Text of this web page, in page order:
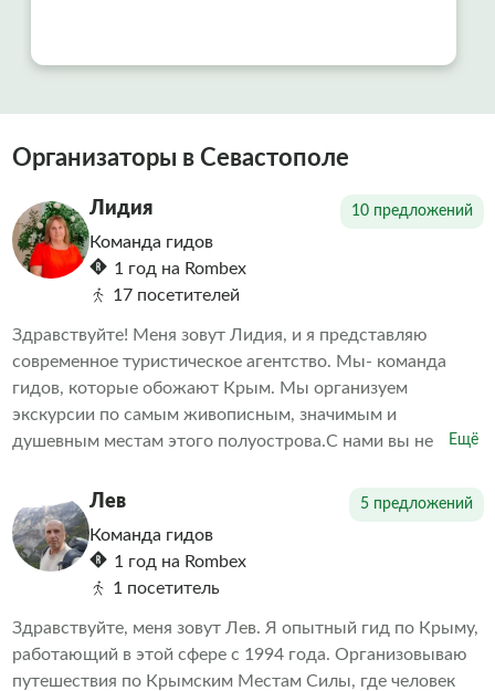
Организаторы в Севастополе
Лидия 10 предложений
Команда гидов
1 год на Rombex
17 посетителей
Здравствуйте! Меня зовут Лидия, и я представляю
современное туристическое агентство. Мы- команда
гидов, которые обожают Крым. Мы организуем
экскурсии по самым живописным, значимым и
душевным местам этого полуострова.С нами вы не
акцент на живом общении, увлекательных рассказах,
проверенных маршрутах и искренней заботе о каждом
госте. В наших турах нет места спешке и формальности-
только тепло, уважение к истории и комфорт. Мы знаем,
как удивить даже тех, кто бывал в Крыму не раз, и умеем
показывать знакомые места с новой, неожиданной
стороны. Ежедневные выезды из Севастополя. Почему
выбирают нас: – Небольшие группы – Живые и
Ещё
Лев 5 предложений
Команда гидов
1 год на Rombex
1 посетитель
Здравствуйте, меня зовут Лев. Я опытный гид по Крыму,
работающий в этой сфере с 1994 года. Организовываю
путешествия по Крымским Местам Силы, где человек